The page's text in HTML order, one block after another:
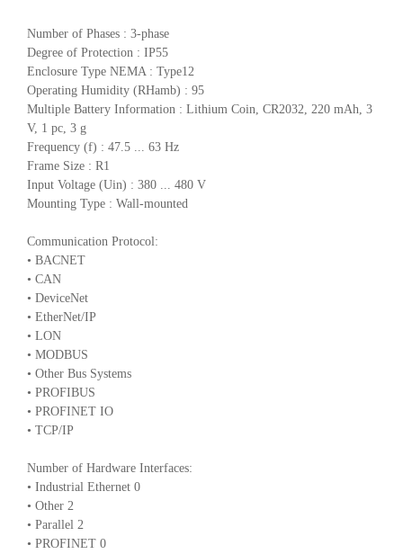
Number of Phases : 3-phase
Degree of Protection : IP55
Enclosure Type NEMA : Type12
Operating Humidity (RHamb) : 95
Multiple Battery Information : Lithium Coin, CR2032, 220 mAh, 3
V, 1 pc, 3 g
Frequency (f) : 47.5 ... 63 Hz
Frame Size : R1
Input Voltage (Uin) : 380 ... 480 V
Mounting Type : Wall-mounted
Communication Protocol:
• BACNET
• CAN
• DeviceNet
• EtherNet/IP
• LON
• MODBUS
• Other Bus Systems
• PROFIBUS
• PROFINET IO
• TCP/IP
Number of Hardware Interfaces:
• Industrial Ethernet 0
• Other 2
• Parallel 2
• PROFINET 0